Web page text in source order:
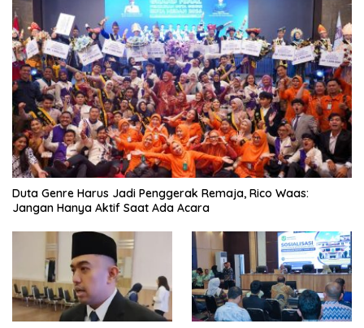
Duta Genre Harus Jadi Penggerak Remaja, Rico Waas:
Jangan Hanya Aktif Saat Ada Acara